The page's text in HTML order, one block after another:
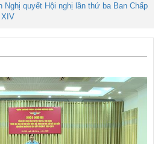
Nghị quyết Hội nghị lần thứ ba Ban Chấp
XIV